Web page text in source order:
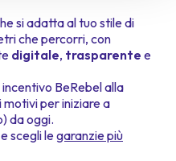
si adatta al tuo stile di
che percorri, con
digitale, trasparente e
BeRebel alla
motivi per iniziare a
da oggi.
e scegli legaranzie più